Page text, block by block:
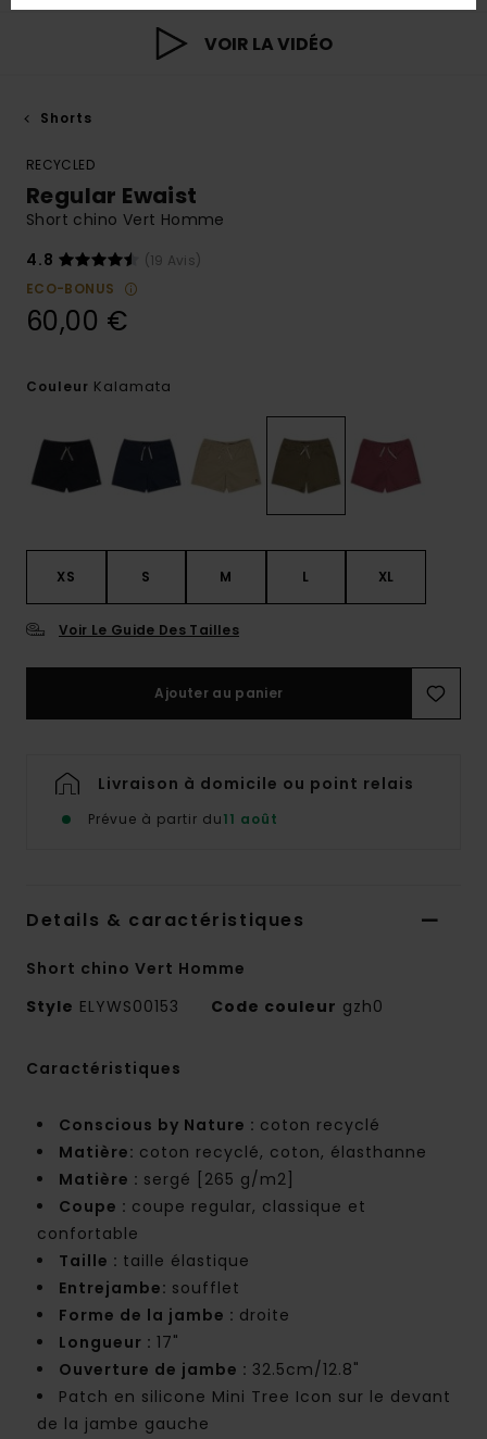
VOIR LA VIDÉO
Shorts
RECYCLED
Regular Ewaist
Short chino Vert Homme
4.8
(19 Avis)
ECO-BONUS
60,00 €
Couleur Kalamata
XS S M L XL
Voir Le Guide Des Tailles
Ajouter au panier
Livraison à domicile ou point relais
Prévue à partir du11 août
Details & caractéristiques
Short chino Vert Homme
Style ELYWS00153 Code couleur gzh0
Caractéristiques
Conscious by Nature : coton recyclé
Matière: coton recyclé, coton, élasthanne
Matière : sergé [265 g/m2]
Coupe : coupe regular, classique et
confortable
Taille : taille élastique
Entrejambe: soufflet
Forme de la jambe : droite
Longueur : 17"
Ouverture de jambe : 32.5cm/12.8"
Patch en silicone Mini Tree Icon sur le devant
de la jambe gauche